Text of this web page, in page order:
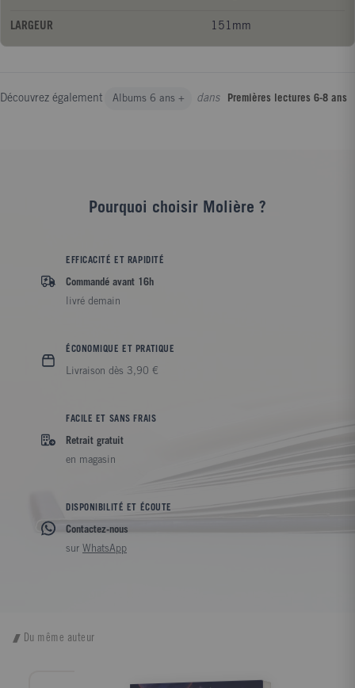
LARGEUR 151mm
Découvrez également Albums 6 ans + dans Premières lectures 6-8 ans
Pourquoi choisir Molière ?
EFFICACITÉ ET RAPIDITÉ
Commandé avant 16h
livré demain
ÉCONOMIQUE ET PRATIQUE
Livraison dès 3,90 €
FACILE ET SANS FRAIS
Retrait gratuit
en magasin
DISPONIBILITÉ ET ÉCOUTE
Contactez-nous
sur WhatsApp
Du même auteur